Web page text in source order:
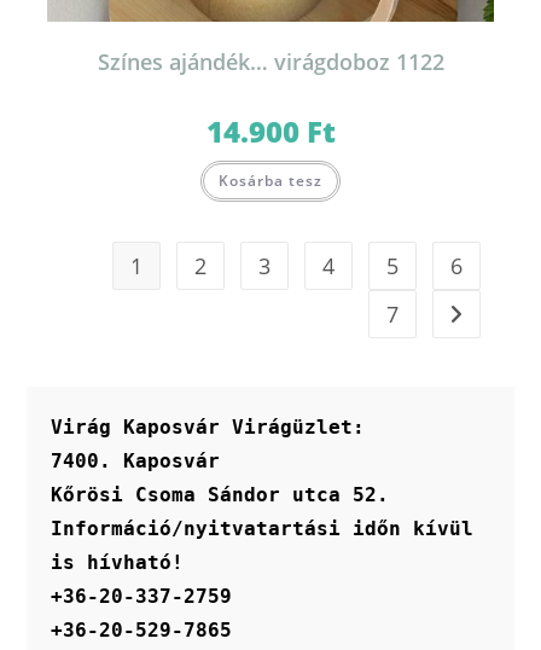
Színes ajándék… virágdoboz 1122
14.900 Ft
Kosárba tesz
1 2 3 4 5
6
7
Virág Kaposvár Virágüzlet:
7400. Kaposvár
Kőrösi Csoma Sándor utca 52.
Információ/nyitvatartási időn kívül
is hívható!
+36-20-337-2759
+36-20-529-7865